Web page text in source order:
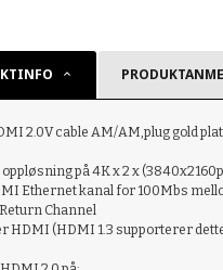
2.0V cable AM/AM,plug gold
på 4K x 2 x
Ethernet kanal for 100Mbs
Channel
HDMI (HDMI 1.3 supporterer